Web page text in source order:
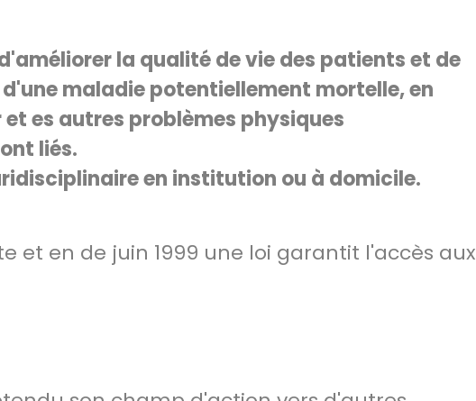
la qualité de vie des patients et de
maladie potentiellement mortelle, en
es autres problèmes physiques
liés.
en institution ou à domicile.
et en de juin 1999 une loi garantit l'accès aux